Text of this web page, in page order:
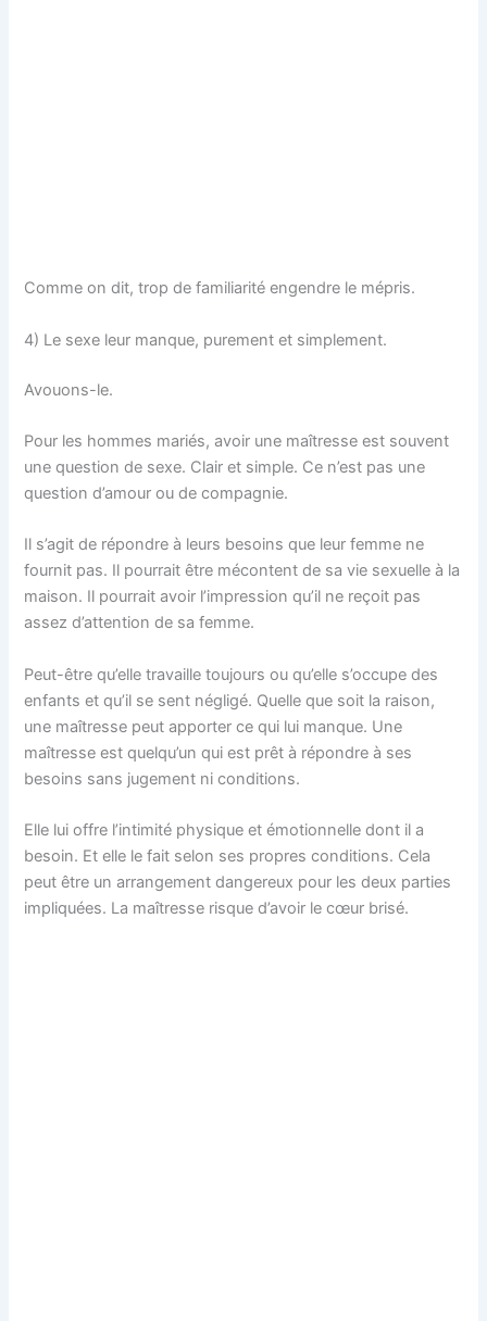
Comme on dit, trop de familiarité engendre le mépris.
4) Le sexe leur manque, purement et simplement.
Avouons-le.
Pour les hommes mariés, avoir une maîtresse est souvent
une question de sexe. Clair et simple. Ce n’est pas une
question d’amour ou de compagnie.
Il s’agit de répondre à leurs besoins que leur femme ne
fournit pas. Il pourrait être mécontent de sa vie sexuelle à la
maison. Il pourrait avoir l’impression qu’il ne reçoit pas
assez d’attention de sa femme.
Peut-être qu’elle travaille toujours ou qu’elle s’occupe des
enfants et qu’il se sent négligé. Quelle que soit la raison,
une maîtresse peut apporter ce qui lui manque. Une
maîtresse est quelqu’un qui est prêt à répondre à ses
besoins sans jugement ni conditions.
Elle lui offre l’intimité physique et émotionnelle dont il a
besoin. Et elle le fait selon ses propres conditions. Cela
peut être un arrangement dangereux pour les deux parties
impliquées. La maîtresse risque d’avoir le cœur brisé.